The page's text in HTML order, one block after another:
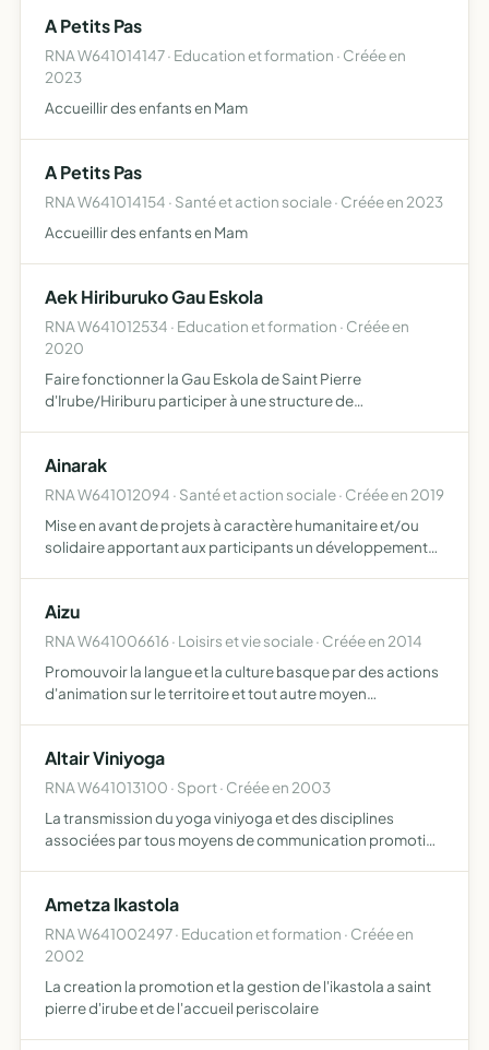
A Petits Pas
RNA W641014147 · Education et formation · Créée en
2023
Accueillir des enfants en Mam
A Petits Pas
RNA W641014154 · Santé et action sociale · Créée en 2023
Accueillir des enfants en Mam
Aek Hiriburuko Gau Eskola
RNA W641012534 · Education et formation · Créée en
2020
Faire fonctionner la Gau Eskola de Saint Pierre
d'Irube/Hiriburu participer à une structure de
Ainarak
RNA W641012094 · Santé et action sociale · Créée en 2019
Mise en avant de projets à caractère humanitaire et/ou
solidaire apportant aux participants un développement
Aizu
RNA W641006616 · Loisirs et vie sociale · Créée en 2014
Promouvoir la langue et la culture basque par des actions
d'animation sur le territoire et tout autre moyen
Altair Viniyoga
RNA W641013100 · Sport · Créée en 2003
La transmission du yoga viniyoga et des disciplines
associées par tous moyens de communication promotion
Ametza Ikastola
RNA W641002497 · Education et formation · Créée en
2002
La creation la promotion et la gestion de l'ikastola a saint
pierre d'irube et de l'accueil periscolaire